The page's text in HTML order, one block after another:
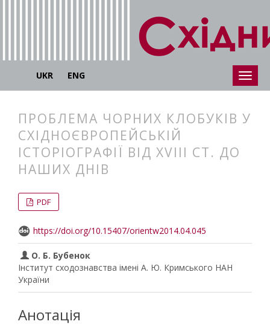
UKR ENG
ПРОБЛЕМА ЧОРНИХ КЛОБУКІВ У
СХІДНОЄВРОПЕЙСЬКІЙ
ІСТОРІОГРАФІЇ ВІД XVIII СТ. ДО
НАШИХ ДНІВ
PDF
https://doi.org/10.15407/orientw2014.04.045
О. Б. Бубенок
Інститут сходознавства імені А. Ю. Кримського НАН
України
Анотація